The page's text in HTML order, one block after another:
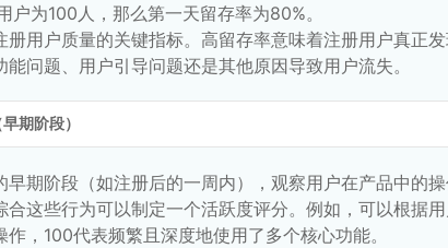
户为100人，那么第一天留存率为80%。
册用户质量的关键指标。高留存率意味着注册用户真正
问题、用户引导问题还是其他原因导致用户流失。
期阶段）
早期阶段（如注册后的一周内），观察用户在产品中的
合这些行为可以制定一个活跃度评分。例如，可以根据
，100代表频繁且深度地使用了多个核心功能。